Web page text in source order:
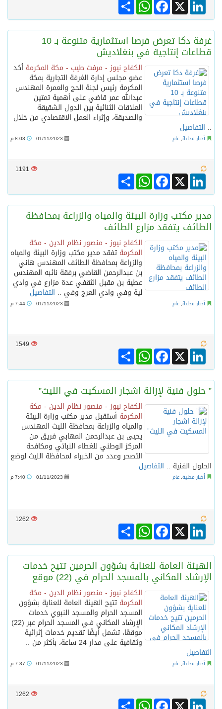
غرفة دكا تعرض فرصا استثمارية متنوعة بـ 10
قطاعات إنتاجية في بنغلاديش
الكفاح نيوز - مرفت طيب - مكة المكرمة أكد
عضو مجلس إدارة الغرفة التجارية بمكة
المكرمة رئيس لجنة الحج والعمرة المهندس
عبدالله عمر قاضي على أهمية تمتين
العلاقات الثنائية بين الدول الشقيقة
والصديقة، وإثراء العمل الاقتصادي من خلال
.. التفاصيل
أخبار محلية, عام 01/11/2023
1191
Share
WhatsAppFacebook X
LinkedIn
مدير مكتب وزارة البيئة والمياه والزراعة بمحافظة
الطائف يتفقد مزارع الطائف
الكفاح نيوز - منصور نظام الدين - مكة
المكرمة تفقد مدير مكتب وزارة البيئة والمياه
والزراعة بمحافظة الطائف المهندس هاني
بن عبدالرحمن القاضي برفقة نائبه المهندس
عطية بن مقبل الثقفي عدة مزارع في وادي
لية وفي وادي العرج وفي .. التفاصيل
أخبار محلية, عام 01/11/2023
1549
Share
WhatsAppFacebook X
LinkedIn
” حلول فنية لإزالة اشجار المسكيت في الليث”
الكفاح نيوز - منصور نظام الدين - مكة
المكرمة أستقبل مدير مكتب وزارة البيئة
والمياه والزراعة بمحافظة الليث المهندس
يحيى بن عبدالرحمن المهابي فريق من
المركز الوطني للغطاء النباتي ومكافحة
التصحر وعدد من الخبراء لمحافظة الليث لوضع
الحلول الفنية .. التفاصيل
أخبار محلية, عام 01/11/2023
1262
Share
WhatsAppFacebook X
LinkedIn
الهيئة العامة للعناية بشؤون الحرمين تتيح خدمات
الإرشاد المكاني بالمسجد الحرام في (22) موقع
الكفاح نيوز - منصور نظام الدين - مكة
المكرمة تتيح الهيئة العامة للعناية بشؤون
المسجد الحرام والمسجد النبوي خدمات
الإرشاد المكاني فـي المسجد الحرام عبر (22)
موقعًا، تشمل أيضًا تقديم خدمات إثرائية
وثقافية على مدار 24 ساعة، بأكثر من ..
التفاصيل
أخبار محلية, عام 01/11/2023
1262
Share
WhatsAppFacebook X
LinkedIn